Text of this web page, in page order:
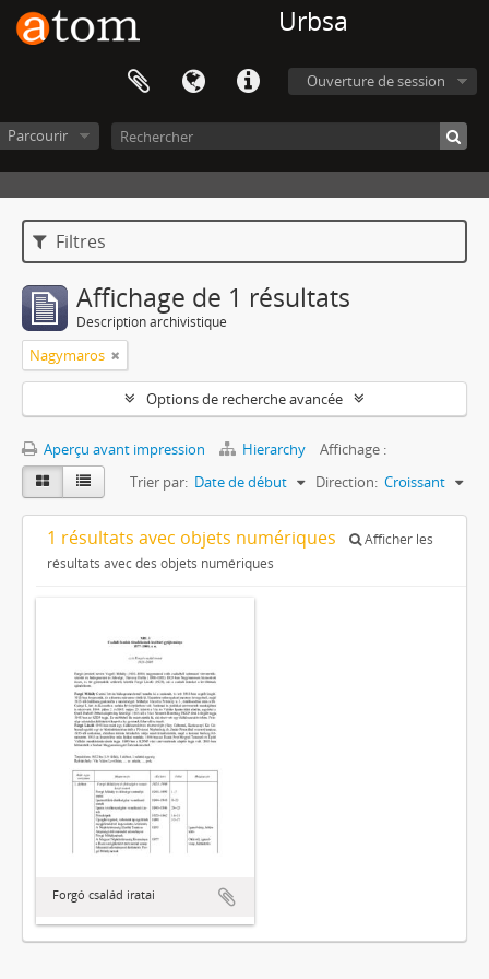
Urbsa
Ouverture de session
Parcourir
Filtres
Affichage de 1 résultats
Description archivistique
Nagymaros
Options de recherche avancée
Aperçu avant impression Hierarchy
Affichage :
Trier par: Date de début Direction: Croissant
1 résultats avec objets numériques
Afficher les
résultats avec des objets numériques
Forgó család iratai